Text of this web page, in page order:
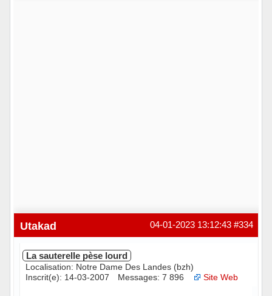
#334
04-01-2023 13:12:43
Utakad
La sauterelle pèse lourd
Localisation: Notre Dame Des Landes (bzh)
Inscrit(e): 14-03-2007
Messages: 7 896 Site Web